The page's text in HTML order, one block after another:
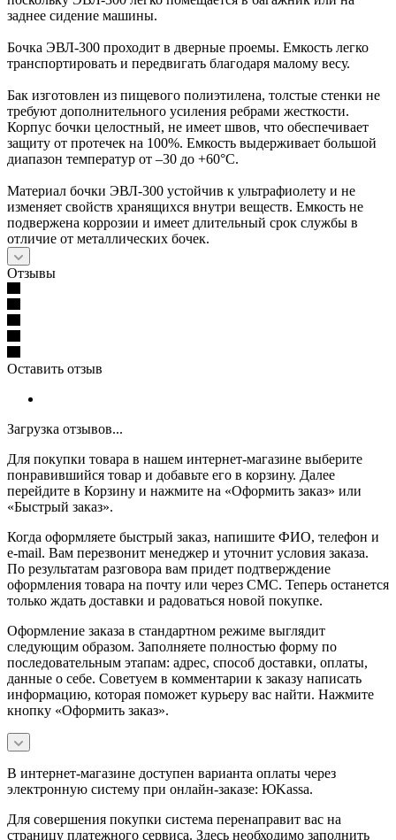
заднее сидение машины.
Бочка ЭВЛ-300 проходит в дверные проемы. Емкость легко
транспортировать и передвигать благодаря малому весу.
Бак изготовлен из пищевого полиэтилена, толстые стенки не
требуют дополнительного усиления ребрами жесткости.
Корпус бочки целостный, не имеет швов, что обеспечивает
защиту от протечек на 100%. Емкость выдерживает большой
диапазон температур от –30 до +60°С.
Материал бочки ЭВЛ-300 устойчив к ультрафиолету и не
изменяет свойств хранящихся внутри веществ. Емкость не
подвержена коррозии и имеет длительный срок службы в
отличие от металлических бочек.
Отзывы
Оставить отзыв
Загрузка отзывов...
Для покупки товара в нашем интернет-магазине выберите
понравившийся товар и добавьте его в корзину. Далее
перейдите в Корзину и нажмите на «Оформить заказ» или
«Быстрый заказ».
Когда оформляете быстрый заказ, напишите ФИО, телефон и
e-mail. Вам перезвонит менеджер и уточнит условия заказа.
По результатам разговора вам придет подтверждение
оформления товара на почту или через СМС. Теперь останется
только ждать доставки и радоваться новой покупке.
Оформление заказа в стандартном режиме выглядит
следующим образом. Заполняете полностью форму по
последовательным этапам: адрес, способ доставки, оплаты,
данные о себе. Советуем в комментарии к заказу написать
информацию, которая поможет курьеру вас найти. Нажмите
кнопку «Оформить заказ».
В интернет-магазине доступен варианта оплаты через
электронную систему при онлайн-заказе: ЮKassa.
Для совершения покупки система перенаправит вас на
страницу платежного сервиса. Здесь необходимо заполнить